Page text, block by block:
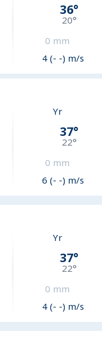
36°
20°
0 mm
4 (- -) m/s
Yr
37°
22°
0 mm
6 (- -) m/s
Yr
37°
22°
0 mm
4 (- -) m/s